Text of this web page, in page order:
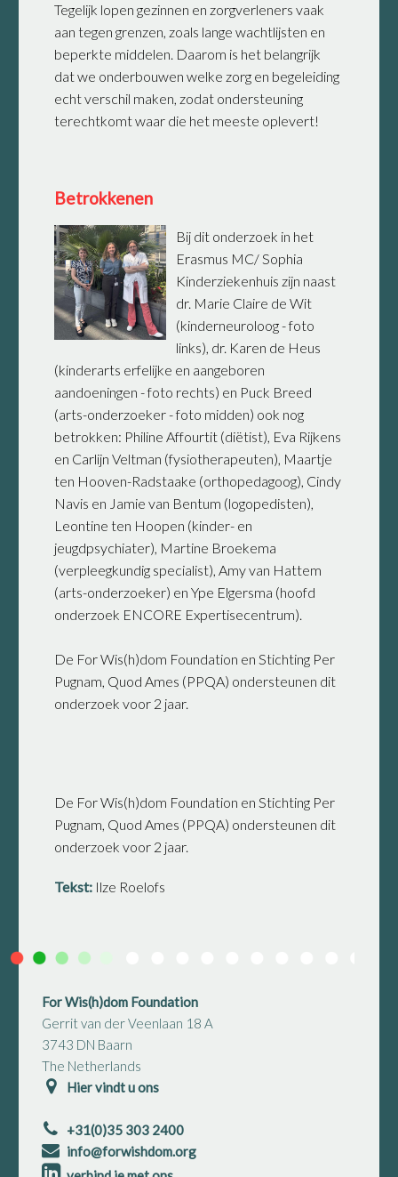
Tegelijk lopen gezinnen en zorgverleners vaak
aan tegen grenzen, zoals lange wachtlijsten en
beperkte middelen. Daarom is het belangrijk
dat we onderbouwen welke zorg en begeleiding
echt verschil maken, zodat ondersteuning
terechtkomt waar die het meeste oplevert!
Betrokkenen
Bij dit onderzoek in het
Erasmus MC/ Sophia
Kinderziekenhuis zijn naast
dr. Marie Claire de Wit
(kinderneuroloog - foto
links), dr. Karen de Heus
(kinderarts erfelijke en aangeboren
aandoeningen - foto rechts) en Puck Breed
(arts-onderzoeker - foto midden) ook nog
betrokken: Philine Affourtit (diëtist), Eva Rijkens
en Carlijn Veltman (fysiotherapeuten), Maartje
ten Hooven-Radstaake (orthopedagoog), Cindy
Navis en Jamie van Bentum (logopedisten),
Leontine ten Hoopen (kinder- en
jeugdpsychiater), Martine Broekema
(verpleegkundig specialist), Amy van Hattem
(arts-onderzoeker) en Ype Elgersma (hoofd
onderzoek ENCORE Expertisecentrum).
De For Wis(h)dom Foundation en Stichting Per
Pugnam, Quod Ames (PPQA) ondersteunen dit
onderzoek voor 2 jaar.
De For Wis(h)dom Foundation en Stichting Per
Pugnam, Quod Ames (PPQA) ondersteunen dit
onderzoek voor 2 jaar.
Tekst: Ilze Roelofs
For Wis(h)dom Foundation
Gerrit van der Veenlaan 18 A
3743 DN Baarn
The Netherlands
Hier vindt u ons
+31(0)35 303 2400
info@forwishdom.org